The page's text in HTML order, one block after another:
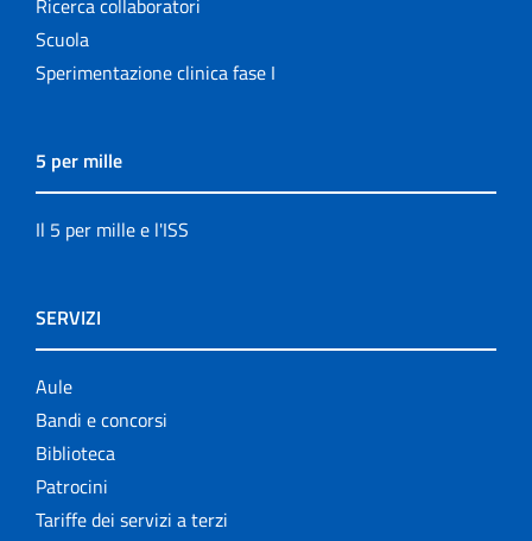
Ricerca collaboratori
Scuola
Sperimentazione clinica fase I
5 per mille
Il 5 per mille e l'ISS
SERVIZI
Aule
Bandi e concorsi
Biblioteca
Patrocini
Tariffe dei servizi a terzi